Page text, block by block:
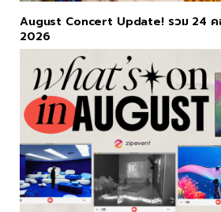
August Concert Update! รวม 24 ค
2026